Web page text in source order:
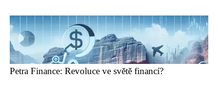
Petra Finance: Revoluce ve světě financí?